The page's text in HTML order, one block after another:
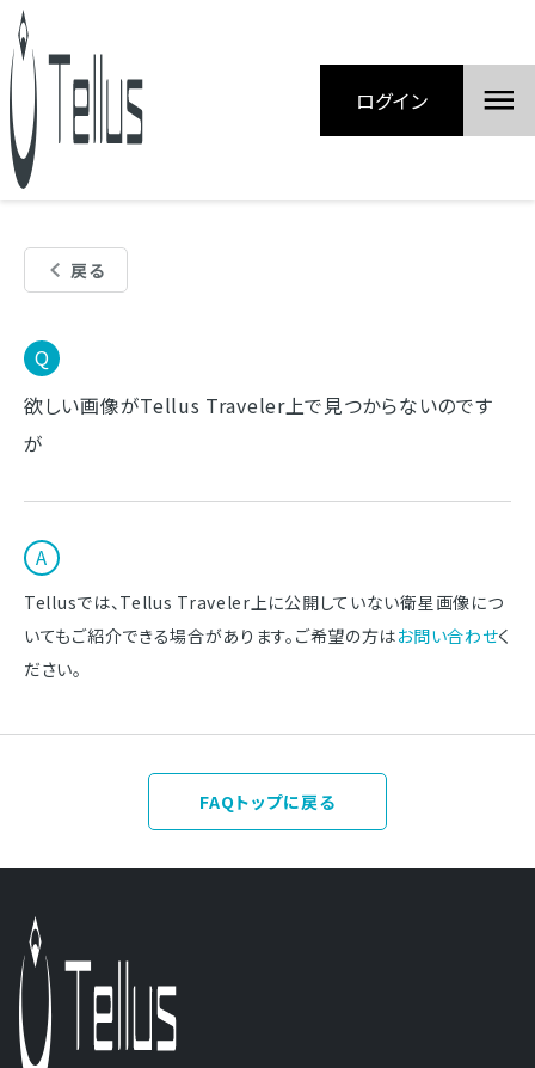
ログイン
戻る
欲しい画像がTellus Traveler上で見つからないのです
が
Tellusでは、Tellus Traveler上に公開していない衛星画像につ
いてもご紹介できる場合があります。ご希望の方はお問い合わせく
ださい。
FAQトップに戻る